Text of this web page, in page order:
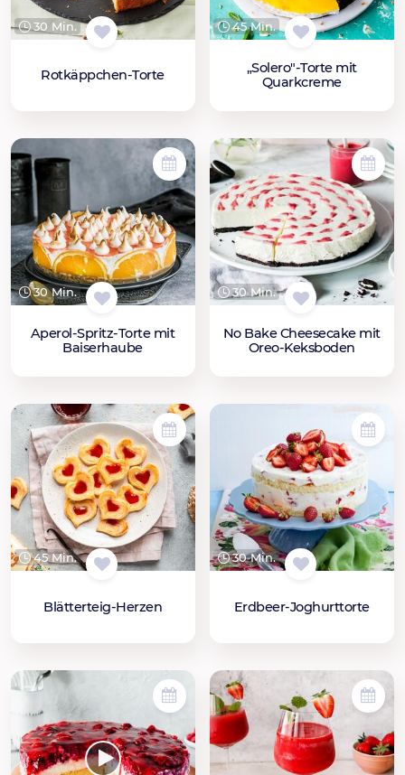
30 Min.
Rotkäppchen-Torte
45 Min.
„Solero"-Torte mit
Quarkcreme
30 Min.
Aperol-Spritz-Torte mit
Baiserhaube
30 Min.
No Bake Cheesecake mit
Oreo-Keksboden
45 Min.
Blätterteig-Herzen
30 Min.
Erdbeer-Joghurttorte